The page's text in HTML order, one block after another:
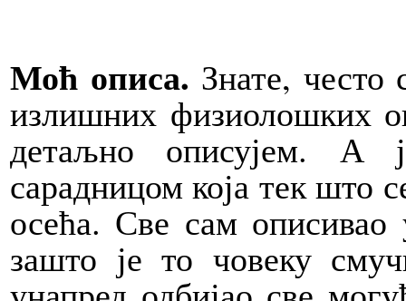
Моћ описа. Знате, често
излишних физиолошких
детаљно описујем. А
сарадницом која тек што
осећа. Све сам описивао
зашто је то човеку